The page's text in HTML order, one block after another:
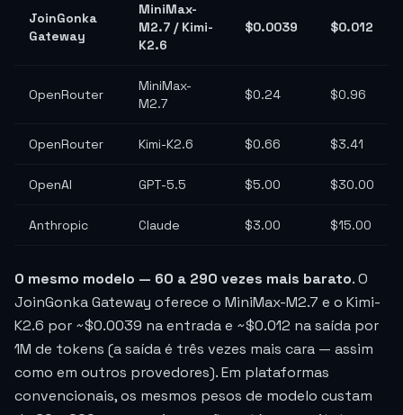
JoinGonka
Gateway
MiniMax-
M2.7 / Kimi-
K2.6
$0.0039 $0.012
OpenRouter
MiniMax-
M2.7
$0.24 $0.96
OpenRouter Kimi-K2.6 $0.66 $3.41
OpenAI GPT-5.5 $5.00 $30.00
Anthropic Claude $3.00 $15.00
O mesmo modelo — 60 a 290 vezes mais barato. O
JoinGonka Gateway oferece o MiniMax-M2.7 e o Kimi-
K2.6 por ~$0.0039 na entrada e ~$0.012 na saída por
1M de tokens (a saída é três vezes mais cara — assim
como em outros provedores). Em plataformas
convencionais, os mesmos pesos de modelo custam